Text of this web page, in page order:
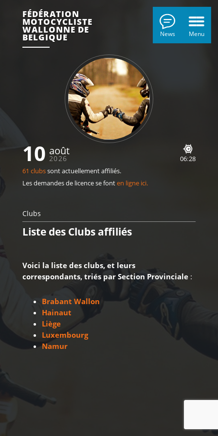
Menu
News
FÉDÉRATION
MOTOCYCLISTE
WALLONNE DE
BELGIQUE
10 août
2026 06:28
61 clubssont actuellement affiliés.
Les demandes de licence se fonten ligne ici.
Clubs
Liste des Clubs affiliés
Voici la liste des clubs, et leurs
correspondants, triés par Section Provinciale :
Brabant Wallon
Hainaut
Liège
Luxembourg
Namur